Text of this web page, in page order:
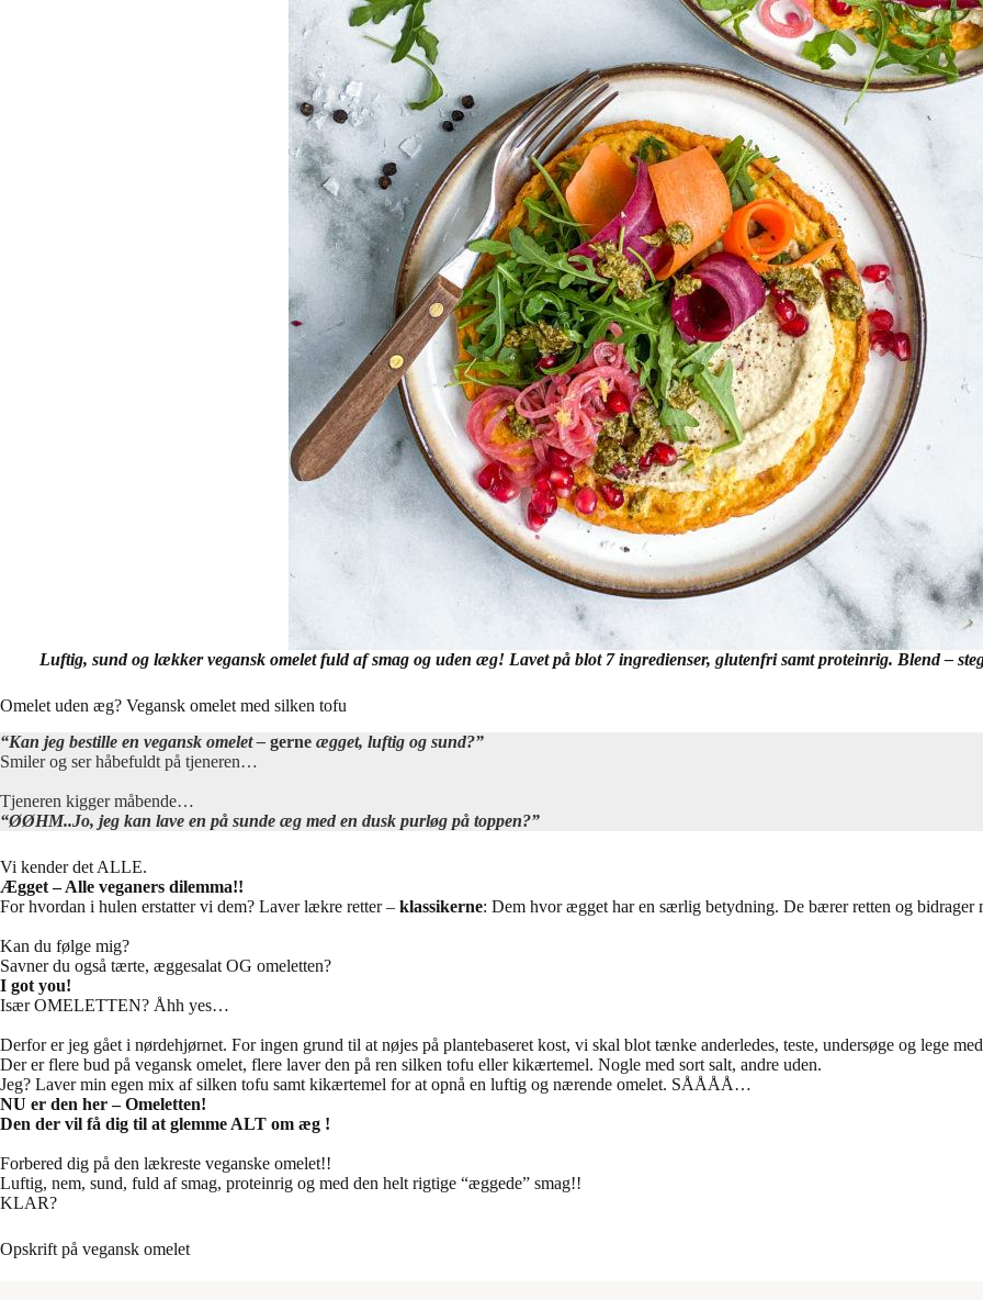
Luftig, sund og lækker vegansk omelet fuld af smag og uden æg! Lavet på blot 7 ingredienser, glutenfri samt proteinrig. Blend –
Omelet uden æg? Vegansk omelet med silken tofu
“Kan jeg bestille en vegansk omelet – gerne ægget, luftig og sund?”
Smiler og ser håbefuldt på tjeneren…
Tjeneren kigger måbende…
“ØØHM..Jo, jeg kan lave en på sunde æg med en dusk purløg på toppen?”
Vi kender det ALLE.
Ægget – Alle veganers dilemma!!
For hvordan i hulen erstatter vi dem? Laver lækre retter – klassikerne: Dem hvor ægget har en særlig betydning. De bærer retten og bidrager
Kan du følge mig?
Savner du også tærte, æggesalat OG omeletten?
I got you!
Især OMELETTEN? Åhh yes…
Derfor er jeg gået i nørdehjørnet. For ingen grund til at nøjes på plantebaseret kost, vi skal blot tænke anderledes, teste, undersøge og lege
Der er flere bud på vegansk omelet, flere laver den på ren silken tofu eller kikærtemel. Nogle med sort salt, andre uden.
Jeg? Laver min egen mix af silken tofu samt kikærtemel for at opnå en luftig og nærende omelet. SÅÅÅÅ…
NU er den her – Omeletten!
Den der vil få dig til at glemme ALT om æg !
Forbered dig på den lækreste veganske omelet!!
Luftig, nem, sund, fuld af smag, proteinrig og med den helt rigtige “æggede” smag!!
KLAR?
Opskrift på vegansk omelet